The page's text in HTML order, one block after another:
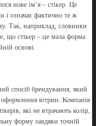
нове ім’я – стікер. Це
і означає фактично те ж
Так, наприклад, словники
що стікер – це мала форма
основі.
спосіб брендування, який
вітрин. Компанія
які не втрачають колір,
форму завдяки точній